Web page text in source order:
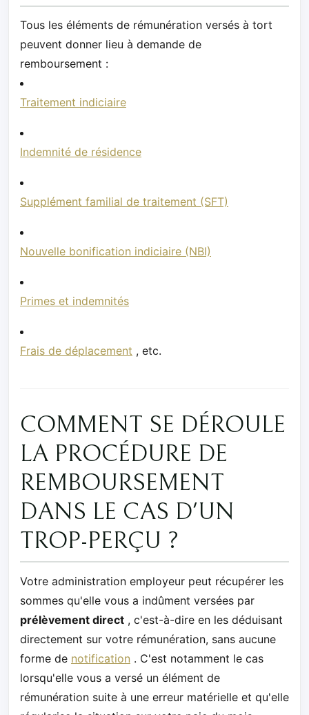
Tous les éléments de rémunération versés à tort
peuvent donner lieu à demande de
remboursement :
Traitement indiciaire
Indemnité de résidence
Supplément familial de traitement (SFT)
Nouvelle bonification indiciaire (NBI)
Primes et indemnités
Frais de déplacement , etc.
COMMENT SE DÉROULE
LA PROCÉDURE DE
REMBOURSEMENT
DANS LE CAS D'UN
TROP-PERÇU ?
Votre administration employeur peut récupérer les
sommes qu'elle vous a indûment versées par
prélèvement direct , c'est-à-dire en les déduisant
directement sur votre rémunération, sans aucune
forme de notification . C'est notamment le cas
lorsqu'elle vous a versé un élément de
rémunération suite à une erreur matérielle et qu'elle